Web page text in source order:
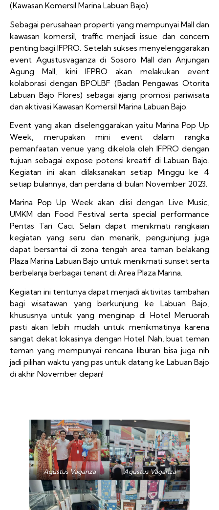
(Kawasan Komersil Marina Labuan Bajo).
Sebagai perusahaan properti yang mempunyai Mall dan
kawasan komersil, traffic menjadi issue dan concern
penting bagi IFPRO. Setelah sukses menyelenggarakan
event Agustusvaganza di Sosoro Mall dan Anjungan
Agung Mall, kini IFPRO akan melakukan event
kolaborasi dengan BPOLBF (Badan Pengawas Otorita
Labuan Bajo Flores) sebagai ajang promosi pariwisata
dan aktivasi Kawasan Komersil Marina Labuan Bajo.
Event yang akan diselenggarakan yaitu Marina Pop Up
Week, merupakan mini event dalam rangka
pemanfaatan venue yang dikelola oleh IFPRO dengan
tujuan sebagai expose potensi kreatif di Labuan Bajo.
Kegiatan ini akan dilaksanakan setiap Minggu ke 4
setiap bulannya, dan perdana di bulan November 2023.
Marina Pop Up Week akan diisi dengan Live Music,
UMKM dan Food Festival serta special performance
Pentas Tari Caci. Selain dapat menikmati rangkaian
kegiatan yang seru dan menarik, pengunjung juga
dapat bersantai di zona tengah area taman belakang
Plaza Marina Labuan Bajo untuk menikmati sunset serta
berbelanja berbagai tenant di Area Plaza Marina.
Kegiatan ini tentunya dapat menjadi aktivitas tambahan
bagi wisatawan yang berkunjung ke Labuan Bajo,
khususnya untuk yang menginap di Hotel Meruorah
pasti akan lebih mudah untuk menikmatinya karena
sangat dekat lokasinya dengan Hotel. Nah, buat teman
teman yang mempunyai rencana liburan bisa juga nih
jadi pilihan waktu yang pas untuk datang ke Labuan Bajo
di akhir November depan!
Agustus Vaganza Agustus Vaganza